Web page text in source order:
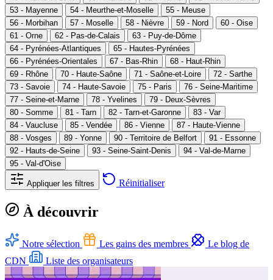
53 - Mayenne
54 - Meurthe-et-Moselle
55 - Meuse
56 - Morbihan
57 - Moselle 58 - Nièvre 59 - Nord
60 - Oise
61 - Orne
62 - Pas-de-Calais
63 - Puy-de-Dôme
64 - Pyrénées-Atlantiques
65 - Hautes-Pyrénées
66 - Pyrénées-Orientales
67 - Bas-Rhin
68 - Haut-Rhin
69 - Rhône
70 - Haute-Saône 71 - Saône-et-Loire
72 - Sarthe
73 - Savoie
74 - Haute-Savoie 75 - Paris
76 - Seine-Maritime
77 - Seine-et-Marne
78 - Yvelines
79 - Deux-Sèvres
80 - Somme
81 - Tarn 82 - Tarn-et-Garonne
83 - Var
84 - Vaucluse
85 - Vendée 86 - Vienne
87 - Haute-Vienne
88 - Vosges
89 - Yonne 90 - Territoire de Belfort
91 - Essonne
92 - Hauts-de-Seine
93 - Seine-Saint-Denis
94 - Val-de-Marne
95 - Val-d'Oise
Appliquer les filtres Réinitialiser
À découvrir
Notre sélection Les gains des membres
Le blog de
CDN
Liste des organisateurs